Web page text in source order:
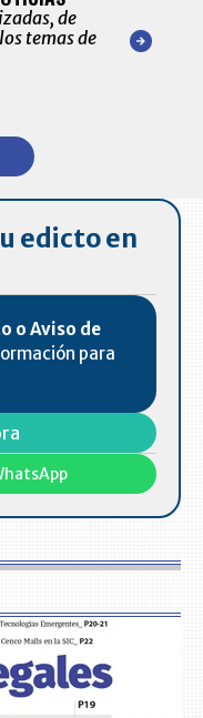
de
temas de
de las
edicto en
o Aviso de
para